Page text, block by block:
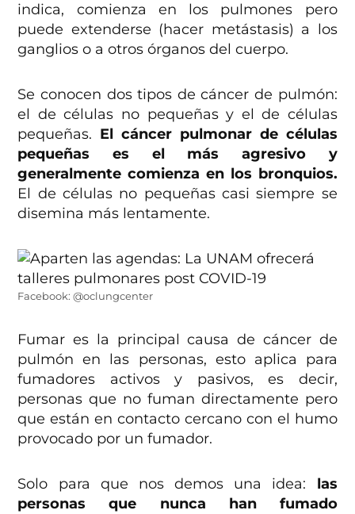
indica, comienza en los pulmones pero
puede extenderse (hacer metástasis) a los
ganglios o a otros órganos del cuerpo.
Se conocen dos tipos de cáncer de pulmón:
el de células no pequeñas y el de células
pequeñas. El cáncer pulmonar de células
pequeñas es el más agresivo y
generalmente comienza en los bronquios.
El de células no pequeñas casi siempre se
disemina más lentamente.
Facebook: @oclungcenter
Fumar es la principal causa de cáncer de
pulmón en las personas, esto aplica para
fumadores activos y pasivos, es decir,
personas que no fuman directamente pero
que están en contacto cercano con el humo
provocado por un fumador.
Solo para que nos demos una idea: las
personas que nunca han fumado